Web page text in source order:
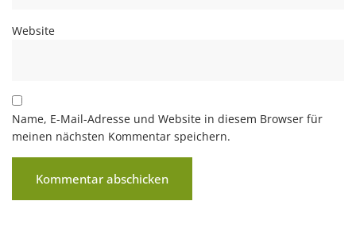
Website
Name, E-Mail-Adresse und Website in diesem Browser für
meinen nächsten Kommentar speichern.